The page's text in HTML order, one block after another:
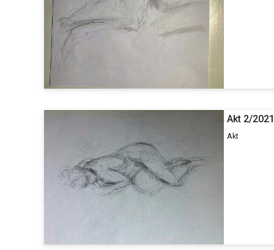
Akt 2/2021
Akt